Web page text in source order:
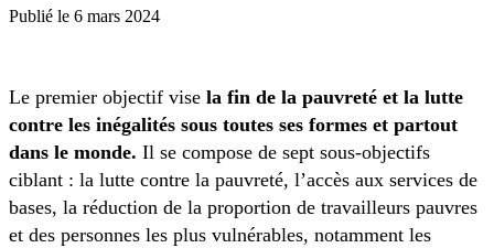
Publié le 6 mars 2024
Le premier objectif vise la fin de la pauvreté et la lutte
contre les inégalités sous toutes ses formes et partout
dans le monde. Il se compose de sept sous-objectifs
ciblant : la lutte contre la pauvreté, l’accès aux services de
bases, la réduction de la proportion de travailleurs pauvres
et des personnes les plus vulnérables, notamment les